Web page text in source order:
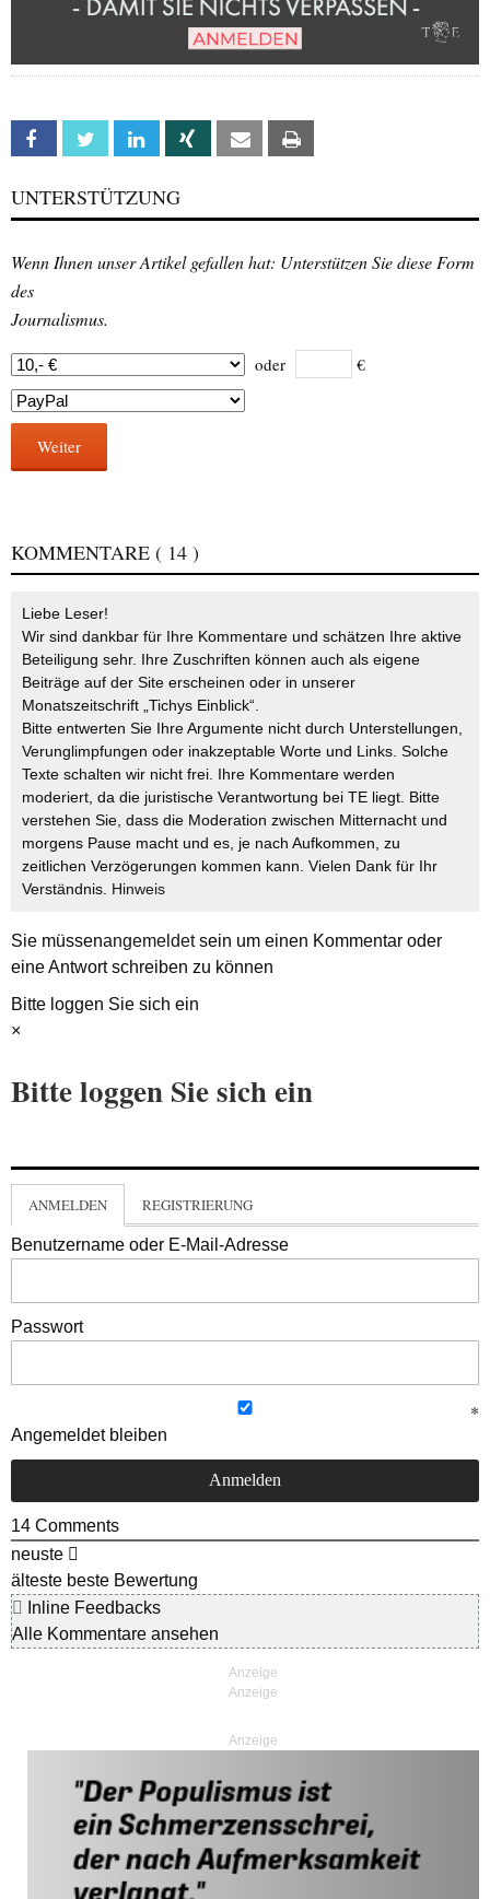
Facebook Twitter Linkedin Xing Email
UNTERSTÜTZUNG
Wenn Ihnen unser Artikel gefallen hat: Unterstützen Sie diese Form
des
Journalismus.
oder €
Weiter
KOMMENTARE ( 14 )
Liebe Leser!
Wir sind dankbar für Ihre Kommentare und schätzen Ihre aktive
Beteiligung sehr. Ihre Zuschriften können auch als eigene
Beiträge auf der Site erscheinen oder in unserer
Monatszeitschrift „Tichys Einblick“.
Bitte entwerten Sie Ihre Argumente nicht durch Unterstellungen,
Verunglimpfungen oder inakzeptable Worte und Links. Solche
Texte schalten wir nicht frei. Ihre Kommentare werden
moderiert, da die juristische Verantwortung bei TE liegt. Bitte
verstehen Sie, dass die Moderation zwischen Mitternacht und
morgens Pause macht und es, je nach Aufkommen, zu
zeitlichen Verzögerungen kommen kann. Vielen Dank für Ihr
Verständnis. Hinweis
Sie müssenangemeldetsein um einen Kommentar oder
eine Antwort schreiben zu können
Bitte loggen Sie sich ein
×
Bitte loggen Sie sich ein
ANMELDEN REGISTRIERUNG
Benutzername oder E-Mail-Adresse
Passwort
Angemeldet bleiben
14 Comments
neuste
älteste beste Bewertung
Inline Feedbacks
Alle Kommentare ansehen
Anzeige